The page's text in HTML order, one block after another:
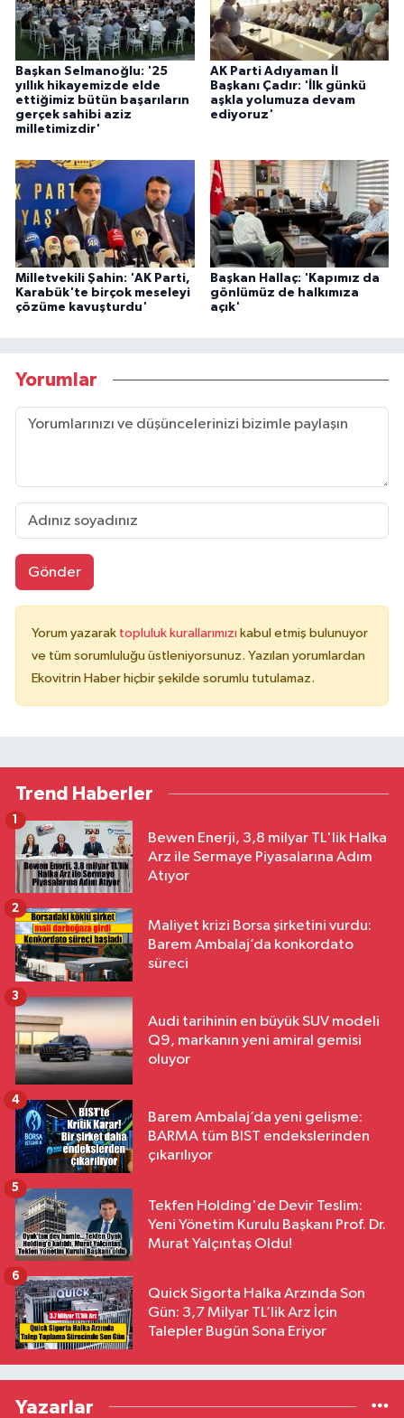
Başkan Selmanoğlu: '25
yıllık hikayemizde elde
ettiğimiz bütün başarıların
gerçek sahibi aziz
milletimizdir'
AK Parti Adıyaman İl
Başkanı Çadır: 'İlk günkü
aşkla yolumuza devam
ediyoruz'
Milletvekili Şahin: 'AK Parti,
Karabük'te birçok meseleyi
çözüme kavuşturdu'
Başkan Hallaç: 'Kapımız da
gönlümüz de halkımıza
açık'
Yorumlar
Gönder
Yorum yazarak topluluk kurallarımızı kabul etmiş bulunuyor
ve tüm sorumluluğu üstleniyorsunuz. Yazılan yorumlardan
Ekovitrin Haber hiçbir şekilde sorumlu tutulamaz.
Trend Haberler
Bewen Enerji, 3,8 milyar TL'lik Halka
Arz ile Sermaye Piyasalarına Adım
Atıyor
1
Maliyet krizi Borsa şirketini vurdu:
Barem Ambalaj’da konkordato
süreci
2
Audi tarihinin en büyük SUV modeli
Q9, markanın yeni amiral gemisi
oluyor
3
Barem Ambalaj’da yeni gelişme:
BARMA tüm BIST endekslerinden
çıkarılıyor
4
Tekfen Holding'de Devir Teslim:
Yeni Yönetim Kurulu Başkanı Prof. Dr.
Murat Yalçıntaş Oldu!
5
Quick Sigorta Halka Arzında Son
Gün: 3,7 Milyar TL’lik Arz İçin
Talepler Bugün Sona Eriyor
6
Yazarlar